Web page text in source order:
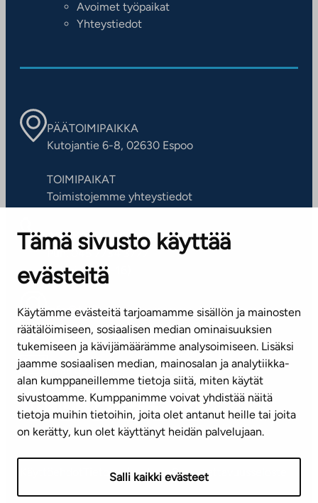
Tämä sivusto käyttää
evästeitä
Käytämme evästeitä tarjoamamme sisällön ja mainosten
räätälöimiseen, sosiaalisen median ominaisuuksien
tukemiseen ja kävijämäärämme analysoimiseen. Lisäksi
jaamme sosiaalisen median, mainosalan ja analytiikka-
alan kumppaneillemme tietoja siitä, miten käytät
sivustoamme. Kumppanimme voivat yhdistää näitä
tietoja muihin tietoihin, joita olet antanut heille tai joita
on kerätty, kun olet käyttänyt heidän palvelujaan.
Salli kaikki evästeet
Avoimet työpaikat
Yhteystiedot
PÄÄTOIMIPAIKKA
Kutojantie 6-8, 02630 Espoo
TOIMIPAIKAT
Toimistojemme yhteystiedot
ASIAKASPALVELUKESKUS
Puh. 045 7734 3777
(arkisin klo 8-16)
info@ta.fi
Tilaa uutiskirje
Mediapankki
TietosuojaselosteSaavutettavuusseloste